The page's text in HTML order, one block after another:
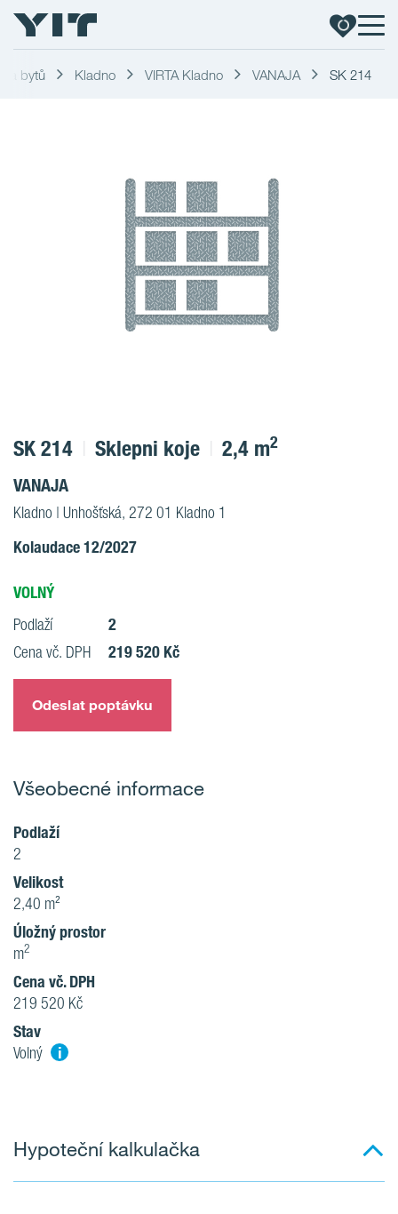
bytů Kladno VIRTA Kladno VANAJA SK 214
SK 214 Sklepni koje 2,4 m2
VANAJA
Kladno | Unhošťská, 272 01 Kladno 1
Kolaudace 12/2027
VOLNÝ
Podlaží 2
Cena vč. DPH 219 520 Kč
Odeslat poptávku
Všeobecné informace
Podlaží
2
Velikost
2,40 m²
Úložný prostor
m2
Cena vč. DPH
219 520 Kč
Stav
Volný i
Hypoteční kalkulačka